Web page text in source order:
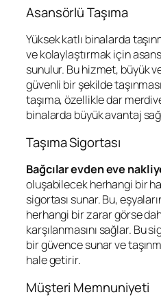
Asansörlü Taşıma
Yüksek katlı binalarda
ve kolaylaştırmak için
sunulur. Bu hizmet, büyük
güvenli bir şekilde
taşıma, özellikle dar
binalarda büyük avantaj
Taşıma Sigortası
Bağcılar evden eve
oluşabilecek herhangi bir
sigortası sunar. Bu,
herhangi bir zarar görse
karşılanmasını sağlar. Bu
bir güvence sunar ve
hale getirir.
Müşteri Memnuniyeti